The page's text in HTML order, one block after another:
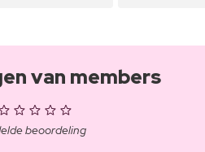
van members
beoordeling